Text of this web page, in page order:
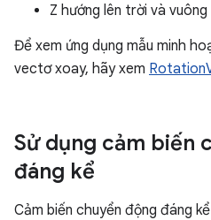
Z hướng lên trời và
Để xem ứng dụng mẫu minh
vectơ xoay, hãy xem
Sử dụng cảm biến
đáng kể
Cảm biến chuyển động đáng